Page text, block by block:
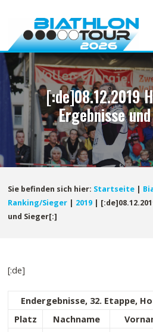
Inhalt
[:de]08.12.2019
Ergebnisse
Sie befinden sich hier: Startseite |
Ranking/Sieger | 2019 |
und Sieger[:]
[:de]
Endergebnisse, 32. Etappe,
Platz
Nachname